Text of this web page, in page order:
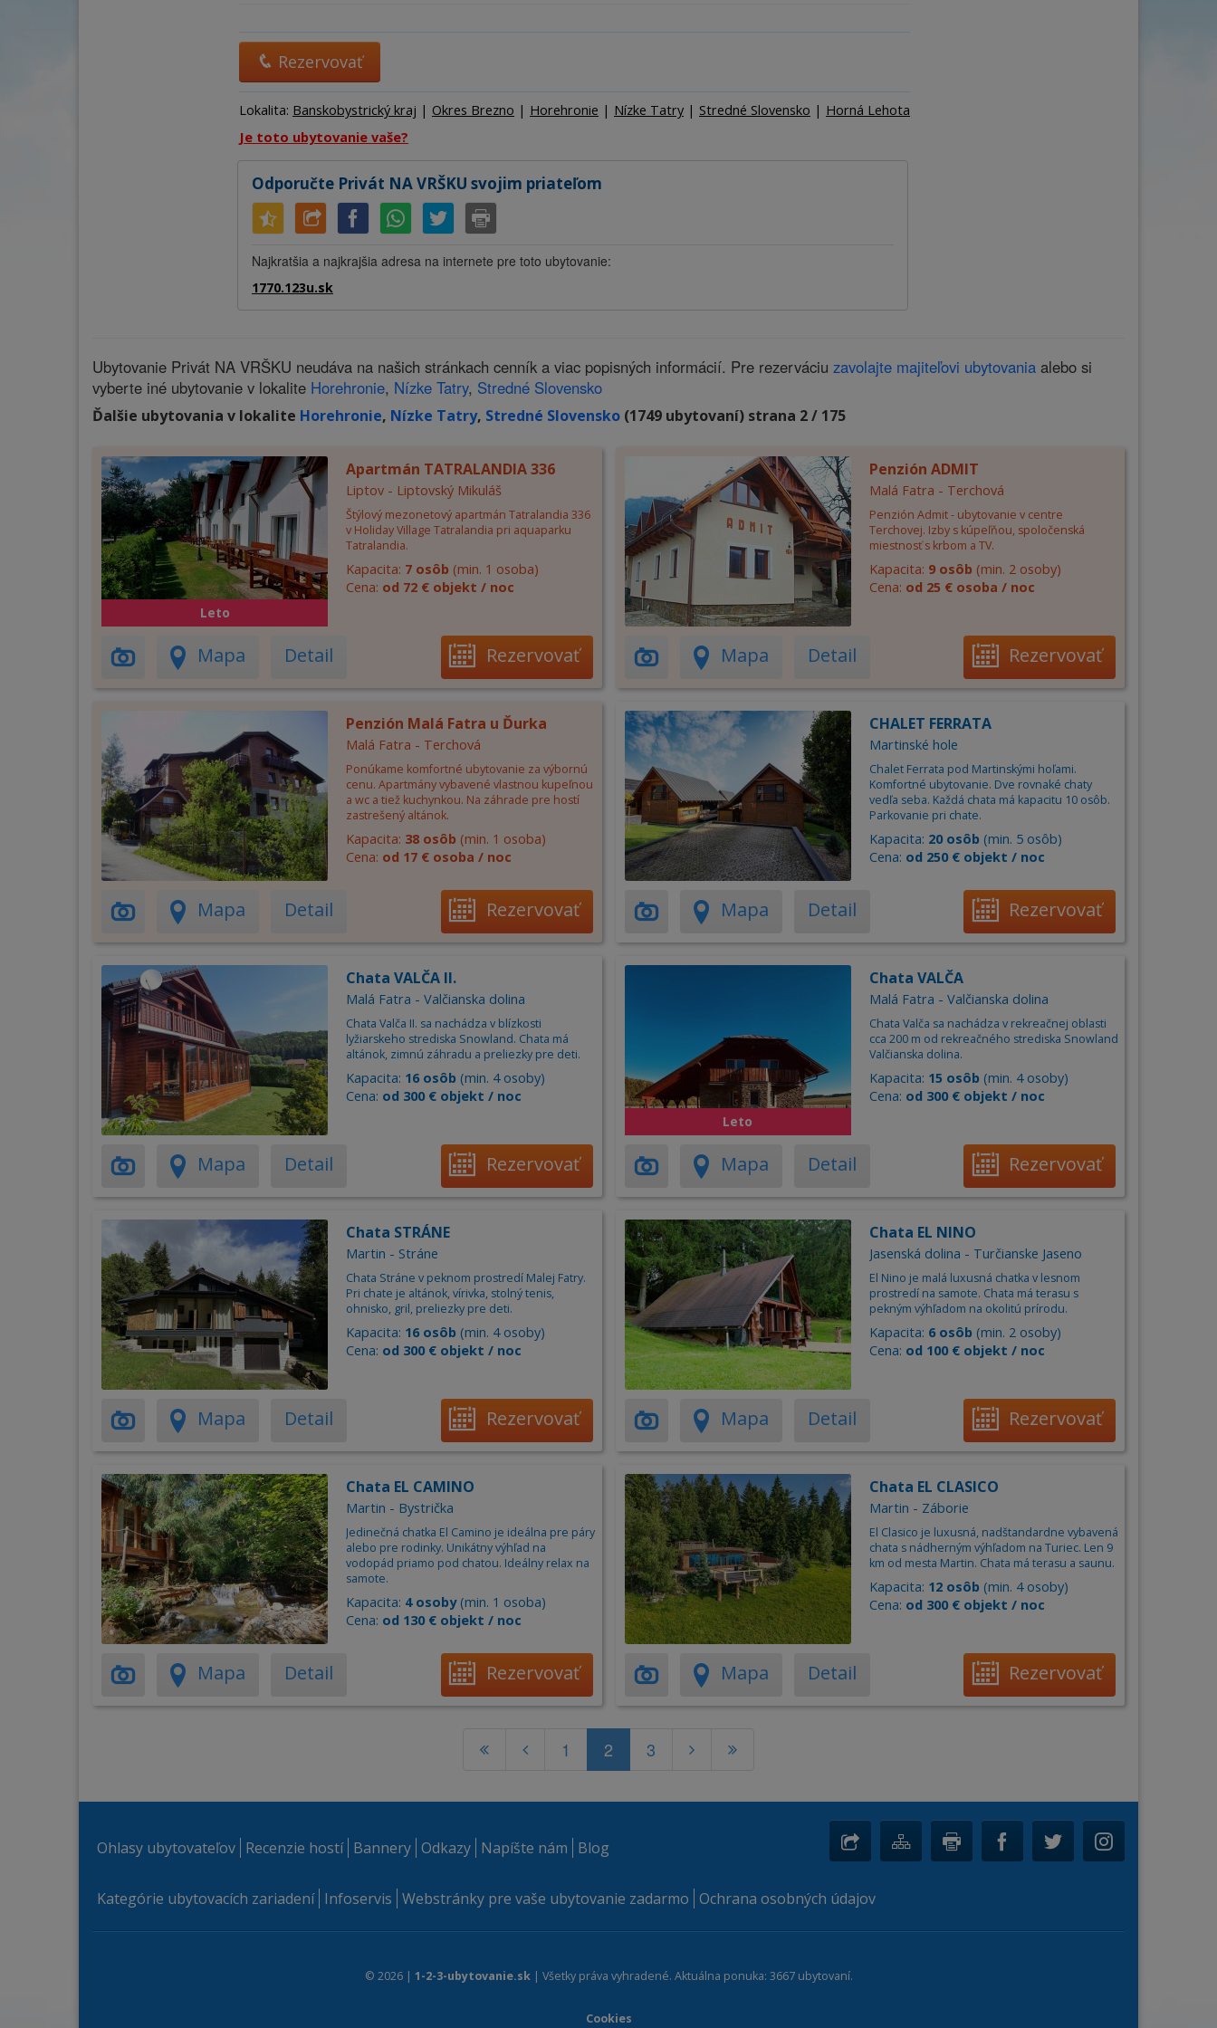
Hotel
Rezervovať
Lokalita: Banskobystrický kraj | Okres Brezno | Horehronie | Nízke Tatry | Stredné Slovensko | Horná Lehota
Je toto ubytovanie vaše?
Odporučte Privát NA VRŠKU svojim priateľom
Najkratšia a najkrajšia adresa na internete pre toto ubytovanie:
1770.123u.sk
Ubytovanie Privát NA VRŠKU neudáva na našich stránkach cenník a viac popisných informácií. Pre rezerváciu zavolajte majiteľovi ubytovania alebo si
vyberte iné ubytovanie v lokalite Horehronie, Nízke Tatry, Stredné Slovensko
Ďalšie ubytovania v lokalite Horehronie, Nízke Tatry, Stredné Slovensko (1749 ubytovaní) strana 2 / 175
Leto
Apartmán TATRALANDIA 336
Liptov - Liptovský Mikuláš
Štýlový mezonetový apartmán Tatralandia 336
v Holiday Village Tatralandia pri aquaparku
Tatralandia.
Kapacita: 7 osôb (min. 1 osoba)
Cena: od 72 € objekt / noc
Mapa Detail Rezervovať
Penzión ADMIT
Malá Fatra - Terchová
Penzión Admit - ubytovanie v centre
Terchovej. Izby s kúpeľňou, spoločenská
miestnosť s krbom a TV.
Kapacita: 9 osôb (min. 2 osoby)
Cena: od 25 € osoba / noc
Mapa Detail Rezervovať
Penzión Malá Fatra u Ďurka
Malá Fatra - Terchová
Ponúkame komfortné ubytovanie za výbornú
cenu. Apartmány vybavené vlastnou kupeľnou
a wc a tiež kuchynkou. Na záhrade pre hostí
zastrešený altánok.
Kapacita: 38 osôb (min. 1 osoba)
Cena: od 17 € osoba / noc
Mapa Detail Rezervovať
CHALET FERRATA
Martinské hole
Chalet Ferrata pod Martinskými hoľami.
Komfortné ubytovanie. Dve rovnaké chaty
vedľa seba. Každá chata má kapacitu 10 osôb.
Parkovanie pri chate.
Kapacita: 20 osôb (min. 5 osôb)
Cena: od 250 € objekt / noc
Mapa Detail Rezervovať
Chata VALČA II.
Malá Fatra - Valčianska dolina
Chata Valča II. sa nachádza v blízkosti
lyžiarskeho strediska Snowland. Chata má
altánok, zimnú záhradu a preliezky pre deti.
Kapacita: 16 osôb (min. 4 osoby)
Cena: od 300 € objekt / noc
Mapa Detail Rezervovať
Leto
Chata VALČA
Malá Fatra - Valčianska dolina
Chata Valča sa nachádza v rekreačnej oblasti
cca 200 m od rekreačného strediska Snowland
Valčianska dolina.
Kapacita: 15 osôb (min. 4 osoby)
Cena: od 300 € objekt / noc
Mapa Detail Rezervovať
Chata STRÁNE
Martin - Stráne
Chata Stráne v peknom prostredí Malej Fatry.
Pri chate je altánok, vírivka, stolný tenis,
ohnisko, gril, preliezky pre deti.
Kapacita: 16 osôb (min. 4 osoby)
Cena: od 300 € objekt / noc
Mapa Detail Rezervovať
Chata EL NINO
Jasenská dolina - Turčianske Jaseno
El Nino je malá luxusná chatka v lesnom
prostredí na samote. Chata má terasu s
pekným výhľadom na okolitú prírodu.
Kapacita: 6 osôb (min. 2 osoby)
Cena: od 100 € objekt / noc
Mapa Detail Rezervovať
Chata EL CAMINO
Martin - Bystrička
Jedinečná chatka El Camino je ideálna pre páry
alebo pre rodinky. Unikátny výhľad na
vodopád priamo pod chatou. Ideálny relax na
samote.
Kapacita: 4 osoby(min. 1 osoba)
Cena: od 130 € objekt / noc
Mapa Detail Rezervovať
Chata EL CLASICO
Martin - Záborie
El Clasico je luxusná, nadštandardne vybavená
chata s nádherným výhľadom na Turiec. Len 9
km od mesta Martin. Chata má terasu a saunu.
Kapacita: 12 osôb (min. 4 osoby)
Cena: od 300 € objekt / noc
Mapa Detail Rezervovať
1 2 3
Ohlasy ubytovateľov Recenzie hostí Bannery Odkazy Napíšte nám Blog
Kategórie ubytovacích zariadení Infoservis Webstránky pre vaše ubytovanie zadarmo Ochrana osobných údajov
© 2026 | 1-2-3-ubytovanie.sk| Všetky práva vyhradené. Aktuálna ponuka: 3667 ubytovaní.
Cookies